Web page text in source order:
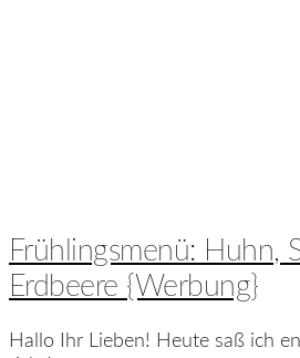
Frühlingsmenü: Huhn,
Erdbeere {Werbung}
Hallo Ihr Lieben! Heute saß ich